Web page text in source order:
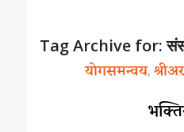
Tag Archive for:
योगसमन्वय,